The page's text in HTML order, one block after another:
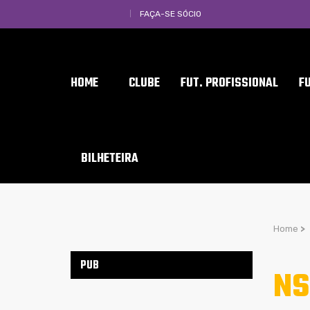
FAÇA-SE SÓCIO
HOME CLUBE FUT. PROFISSIONAL
BILHETEIRA
Home >
PUB